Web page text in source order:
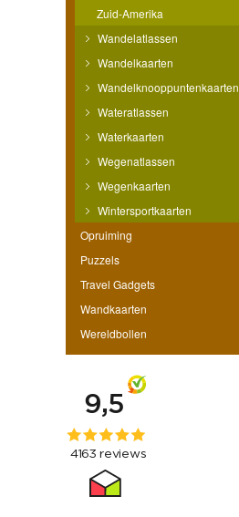
Zuid-Amerika
Wandelatlassen
Wandelkaarten
Wandelknooppuntenkaarten
Wateratlassen
Waterkaarten
Wegenatlassen
Wegenkaarten
Wintersportkaarten
Opruiming
Puzzels
Travel Gadgets
Wandkaarten
Wereldbollen